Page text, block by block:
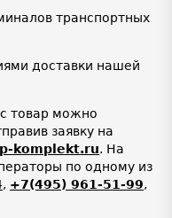
транспортных
доставки нашей
товар можно
заявку на
komplekt.ru. На
по одному из
, +7(495) 961-51-99,